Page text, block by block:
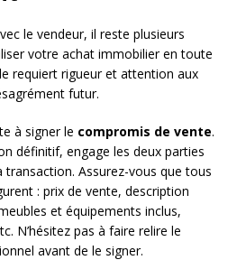
le vendeur, il reste plusieurs
votre achat immobilier en toute
requiert rigueur et attention aux
futur.
à signer le compromis de vente.
définitif, engage les deux parties
Assurez-vous que tous
: prix de vente, description
et équipements inclus,
N’hésitez pas à faire relire le
avant de le signer.